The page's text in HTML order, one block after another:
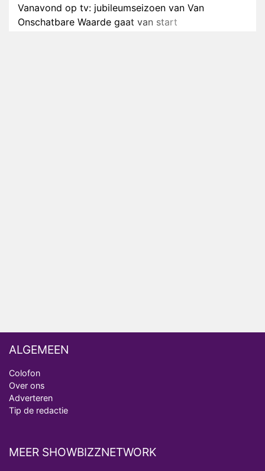
Vanavond op tv: jubileumseizoen van Van
Onschatbare Waarde gaat van start
ALGEMEEN
Colofon
Over ons
Adverteren
Tip de redactie
MEER SHOWBIZZNETWORK